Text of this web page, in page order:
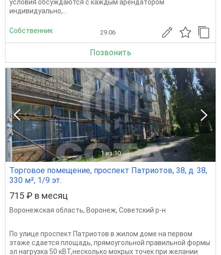
условия обсуждаются с каждым арендатором
индивидуально,...
Собственник 29.06
Позвонить
1 из 10
Торговое помещение, проспект Патриотов, 38, д. 38,
330 м², 1/9 эт.
715 ₽ в месяц
Воронежская область, Воронеж, Советский р-н
По улице проспект Патриотов в жилом доме на первом
этаже сдается площадь, прямоугольной правильной формы
эл нагрузка 50 кВТ,несколько мокрых точек при желании